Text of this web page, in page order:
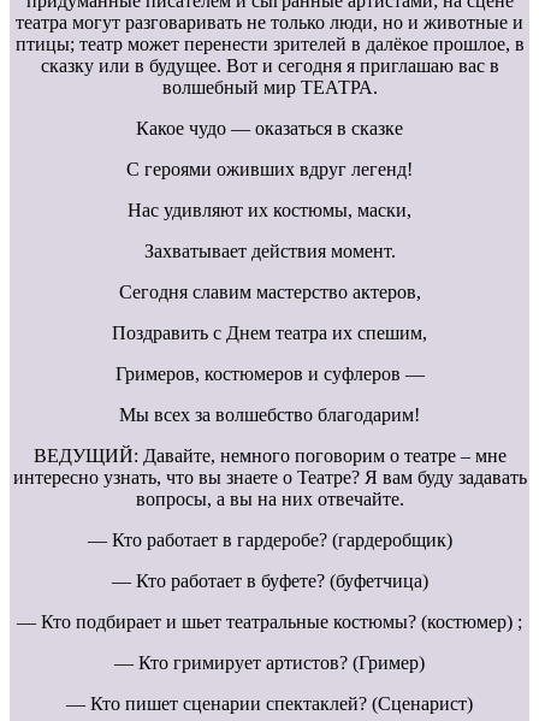
театра могут разговаривать не только люди, но и животные и
птицы; театр может перенести зрителей в далёкое прошлое, в
сказку или в будущее. Вот и сегодня я приглашаю вас в
волшебный мир ТЕАТРА.
Какое чудо — оказаться в сказке
С героями оживших вдруг легенд!
Нас удивляют их костюмы, маски,
Захватывает действия момент.
Сегодня славим мастерство актеров,
Поздравить с Днем театра их спешим,
Гримеров, костюмеров и суфлеров —
Мы всех за волшебство благодарим!
ВЕДУЩИЙ: Давайте, немного поговорим о театре – мне
интересно узнать, что вы знаете о Театре? Я вам буду задавать
вопросы, а вы на них отвечайте.
— Кто работает в гардеробе? (гардеробщик)
— Кто работает в буфете? (буфетчица)
— Кто подбирает и шьет театральные костюмы? (костюмер) ;
— Кто гримирует артистов? (Гример)
— Кто пишет сценарии спектаклей? (Сценарист)